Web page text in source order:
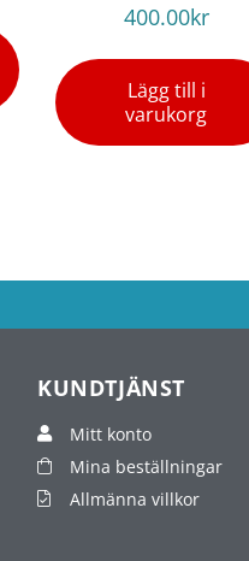
400.00kr
Lägg till i
varukorg
KUNDTJÄNST
Mitt konto
Mina beställningar
Allmänna villkor